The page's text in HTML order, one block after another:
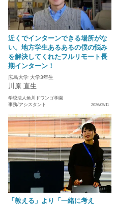
近くでインターンできる場所がな
い。地方学生あるあるの僕の悩み
を解決してくれたフルリモート長
期インターン！
広島大学 大学3年生
川原 直生
学校法人角川ドワンゴ学園
事務/アシスタント
2026/05/11
「教える」より「一緒に考え